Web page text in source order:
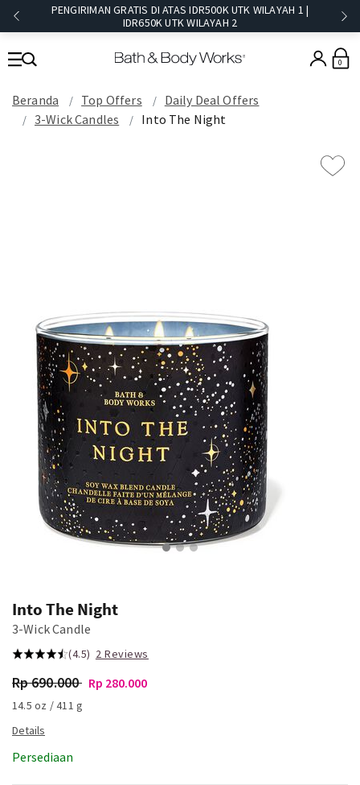
PENGIRIMAN GRATIS DI ATAS IDR500K UTK WILAYAH 1 |
IDR650K UTK WILAYAH 2​
0
Beranda Top Offers
Daily Deal Offers
3-Wick Candles
Into The Night
Into The Night
3-Wick Candle
(4.5) 2 Reviews
Rp 690.000 Rp 280.000
14.5 oz / 411 g
Persediaan